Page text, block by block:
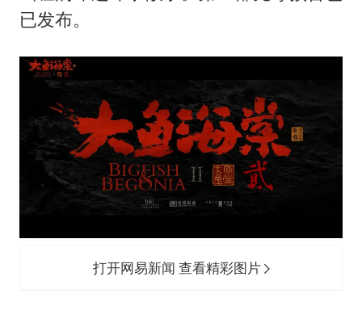
已发布。
打开网易新闻 查看精彩图片